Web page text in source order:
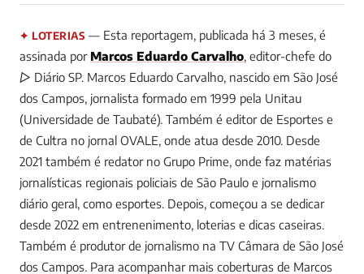
✦ LOTERIAS — Esta reportagem, publicada há 3 meses, é
assinada por Marcos Eduardo Carvalho, editor-chefe do
▷ Diário SP. Marcos Eduardo Carvalho, nascido em São José
dos Campos, jornalista formado em 1999 pela Unitau
(Universidade de Taubaté). Também é editor de Esportes e
de Cultra no jornal OVALE, onde atua desde 2010. Desde
2021 também é redator no Grupo Prime, onde faz matérias
jornalísticas regionais policiais de São Paulo e jornalismo
diário geral, como esportes. Depois, começou a se dedicar
desde 2022 em entrenenimento, loterias e dicas caseiras.
Também é produtor de jornalismo na TV Câmara de São José
dos Campos. Para acompanhar mais coberturas de Marcos